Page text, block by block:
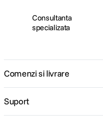
Consultanta
specializata
Comenzi si livrare
Suport